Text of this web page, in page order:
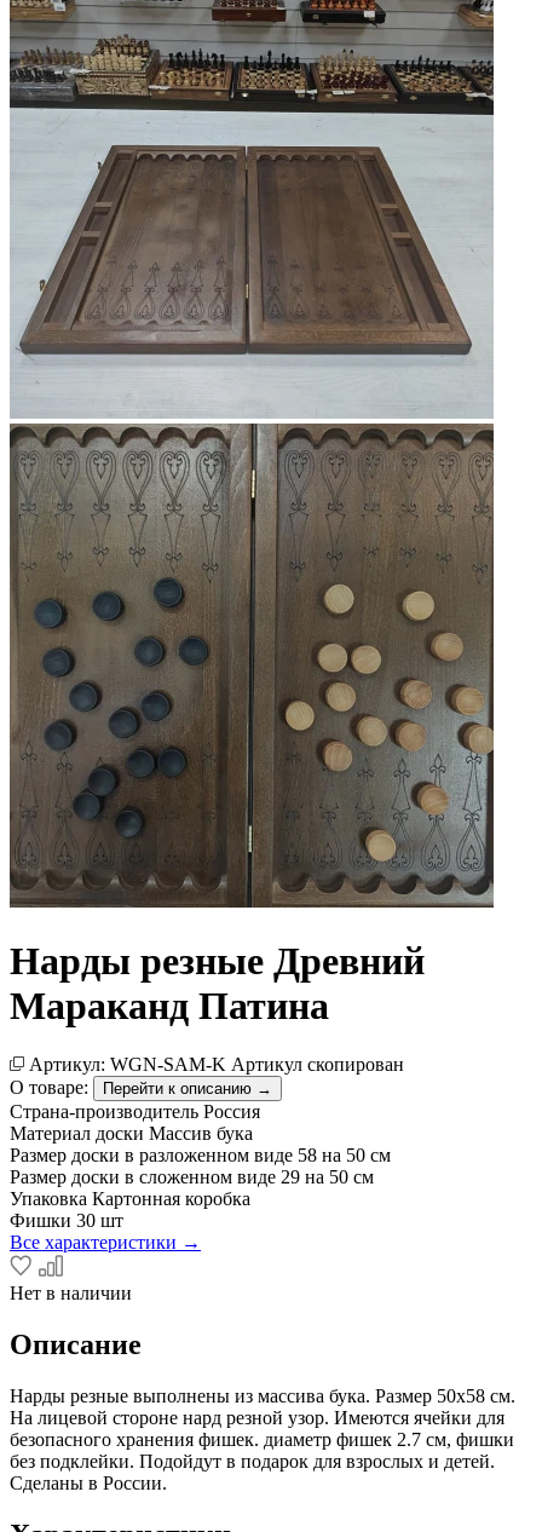
Нарды резные Древний
Мараканд Патина
Артикул: WGN-SAM-K Артикул скопирован
О товаре:
Перейти к описанию →
Страна-производитель Россия
Материал доски Массив бука
Размер доски в разложенном виде 58 на 50 см
Размер доски в сложенном виде 29 на 50 см
Упаковка Картонная коробка
Фишки 30 шт
Все характеристики →
Нет в наличии
Описание
Нарды резные выполнены из массива бука. Размер 50х58 см.
На лицевой стороне нард резной узор. Имеются ячейки для
безопасного хранения фишек. диаметр фишек 2.7 см, фишки
без подклейки. Подойдут в подарок для взрослых и детей.
Сделаны в России.